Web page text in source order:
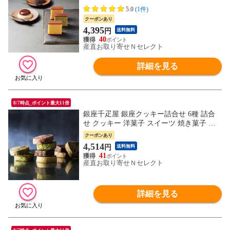
レーン 抹茶 あずき 黒ごま デザート おや
つ 和スイーツ 抹茶カステラ 黒ごまプリン
ご当地スイーツ お取り寄せスイーツ
5.0 (1件)
クーポンあり
4,395円 送料無料
40
産直お取り寄せＮセレクト
詳細を見る
8/7時点_ポイント最大11倍
銀座千疋屋 銀座クッキー詰合せ 6種 詰合
せ クッキー 洋菓子 スイーツ 焼き菓子 ス
トロベリー レモン アップルティー レーズ
ン チョコオレンジ ピスタチオ デザート お
やつ【沖縄・離島 お届け不可】
クーポンあり
4,514円 送料無料
41
産直お取り寄せＮセレクト
詳細を見る